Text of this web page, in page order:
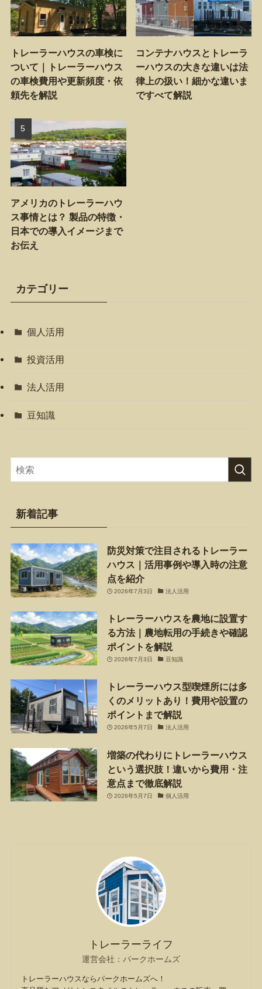
トレーラーハウスの車検に
ついて｜トレーラーハウス
の車検費用や更新頻度・依
頼先を解説
コンテナハウスとトレーラ
ーハウスの大きな違いは法
律上の扱い！細かな違いま
ですべて解説
アメリカのトレーラーハウ
ス事情とは？ 製品の特徴・
日本での導入イメージまで
お伝え
カテゴリー
個人活用
投資活用
法人活用
豆知識
新着記事
防災対策で注目されるトレーラー
ハウス｜活用事例や導入時の注意
点を紹介
2026年7月3日 法人活用
トレーラーハウスを農地に設置す
る方法｜農地転用の手続きや確認
ポイントを解説
2026年7月3日 豆知識
トレーラーハウス型喫煙所には多
くのメリットあり！費用や設置の
ポイントまで解説
2026年5月7日 法人活用
増築の代わりにトレーラーハウス
という選択肢！違いから費用・注
意点まで徹底解説
2026年5月7日 個人活用
トレーラーライフ
運営会社：パークホームズ
トレーラーハウスならパークホームズへ！